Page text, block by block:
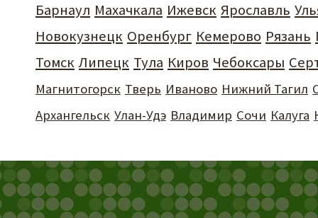
Барнаул Махачкала Ижевск Ярославль
Новокузнецк Оренбург Кемерово Рязань
Томск Липецк Тула Киров Чебоксары
Магнитогорск Тверь Иваново Нижний Тагил
Архангельск Улан-Удэ Владимир Сочи Калуга